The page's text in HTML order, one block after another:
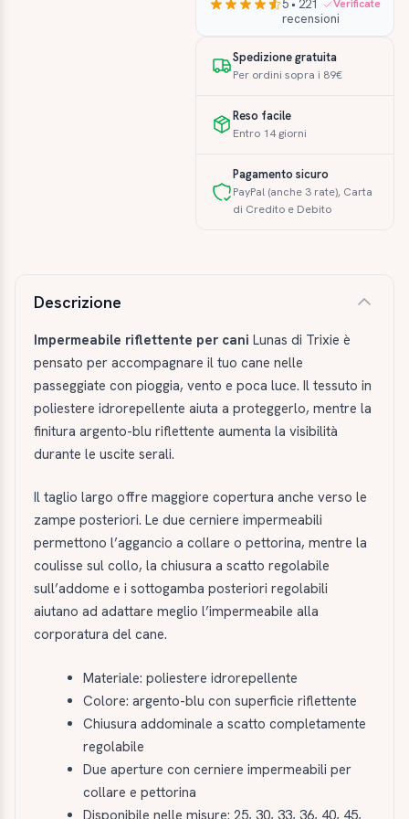
5 • 221
recensioni
Verificate
Spedizione gratuita
Per ordini sopra i 89€
Reso facile
Entro 14 giorni
Pagamento sicuro
PayPal (anche 3 rate), Carta
di Credito e Debito
Descrizione
Impermeabile riflettente per cani Lunas di Trixie è
pensato per accompagnare il tuo cane nelle
passeggiate con pioggia, vento e poca luce. Il tessuto in
poliestere idrorepellente aiuta a proteggerlo, mentre la
finitura argento-blu riflettente aumenta la visibilità
durante le uscite serali.
Il taglio largo offre maggiore copertura anche verso le
zampe posteriori. Le due cerniere impermeabili
permettono l’aggancio a collare o pettorina, mentre la
coulisse sul collo, la chiusura a scatto regolabile
sull’addome e i sottogamba posteriori regolabili
aiutano ad adattare meglio l’impermeabile alla
corporatura del cane.
Materiale: poliestere idrorepellente
Colore: argento-blu con superficie riflettente
Chiusura addominale a scatto completamente
regolabile
Due aperture con cerniere impermeabili per
collare e pettorina
Disponibile nelle misure: 25, 30, 33, 36, 40, 45,